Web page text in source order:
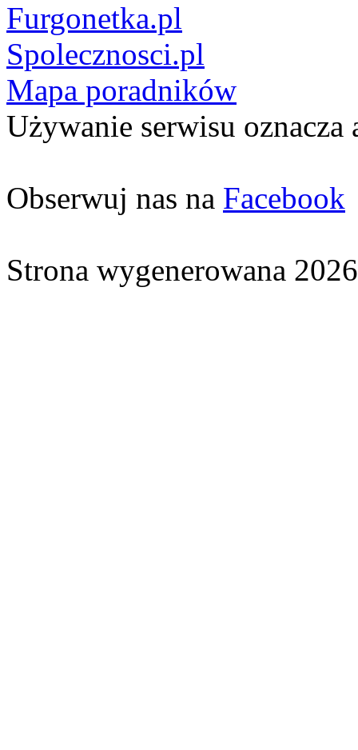
Furgonetka.pl
Spolecznosci.pl
Mapa poradników
Używanie serwisu oznacza
Obserwuj nas na Facebook
Strona wygenerowana